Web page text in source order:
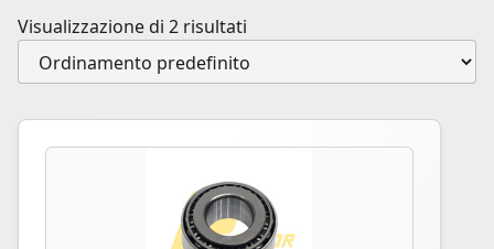
Visualizzazione di 2 risultati